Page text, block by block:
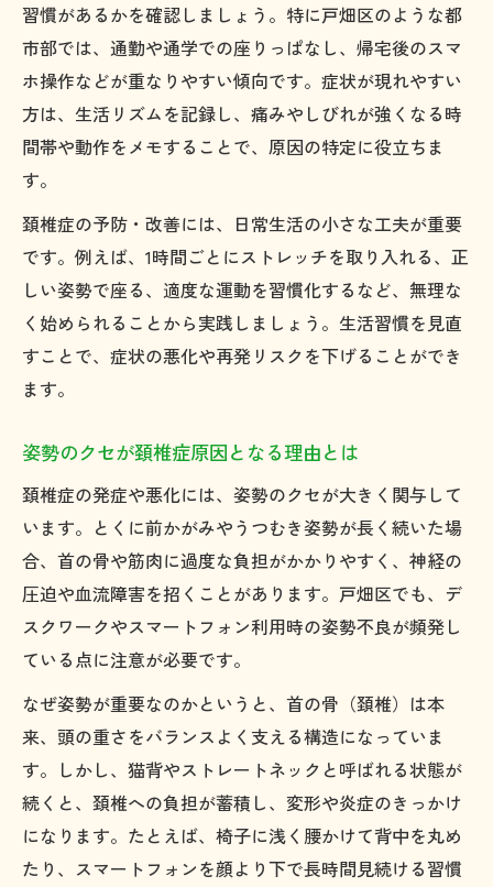
頚椎症に悩む方が意識すべき働き方の工夫
しびれや痛みの改善へ導く生活習慣とは
頚椎症のしびれ改善に役立つ生活習慣
痛みを軽減するための頚椎症セルフケア習
食事や睡眠が頚椎症症状に与える影響
しびれ緩和のための生活リズム見直し方法
頚椎症に悩む方のためのセルフケア実践集
自宅でできる頚椎症セルフケアの基本
セルフケアで頚椎症悪化を防ぐコツ
整骨院と連携した頚椎症セルフケア活用法
症状悪化を防ぐための生活ポイント総まとめ
頚椎症の悪化を防ぐために意識したい習慣
日常で見直すべき頚椎症予防生活ポイント
早めの対策が頚椎症再発防止に役立つ理由
症状管理に重要な頚椎症セルフチェック法
頚椎症原因を知って生活に活かす秘訣
習慣があるかを確認しましょう。特に戸畑区のような都
市部では、通勤や通学での座りっぱなし、帰宅後のスマ
ホ操作などが重なりやすい傾向です。症状が現れやすい
方は、生活リズムを記録し、痛みやしびれが強くなる時
間帯や動作をメモすることで、原因の特定に役立ちま
す。
頚椎症の予防・改善には、日常生活の小さな工夫が重要
です。例えば、1時間ごとにストレッチを取り入れる、正
しい姿勢で座る、適度な運動を習慣化するなど、無理な
く始められることから実践しましょう。生活習慣を見直
すことで、症状の悪化や再発リスクを下げることができ
ます。
姿勢のクセが頚椎症原因となる理由とは
頚椎症の発症や悪化には、姿勢のクセが大きく関与して
います。とくに前かがみやうつむき姿勢が長く続いた場
合、首の骨や筋肉に過度な負担がかかりやすく、神経の
圧迫や血流障害を招くことがあります。戸畑区でも、デ
スクワークやスマートフォン利用時の姿勢不良が頻発し
ている点に注意が必要です。
なぜ姿勢が重要なのかというと、首の骨（頚椎）は本
来、頭の重さをバランスよく支える構造になっていま
す。しかし、猫背やストレートネックと呼ばれる状態が
続くと、頚椎への負担が蓄積し、変形や炎症のきっかけ
になります。たとえば、椅子に浅く腰かけて背中を丸め
たり、スマートフォンを顔より下で長時間見続ける習慣